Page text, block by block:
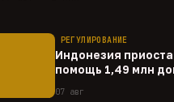
РЕГУЛИРОВАНИЕ
Индонезия
помощь 1,49 млн
07 авг